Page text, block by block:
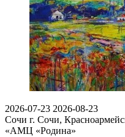
2026-07-23 2026-08-23
Сочи г. Сочи,
«АМЦ «Родина»